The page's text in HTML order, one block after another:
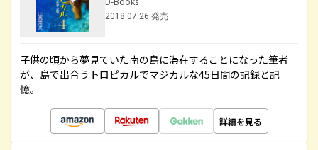
2018.07.26 発売
子供の頃から夢見ていた南の島に滞在することになった筆者
が、島で出合うトロピカルでマジカルな45日間の記録と記
憶。
詳細を見る